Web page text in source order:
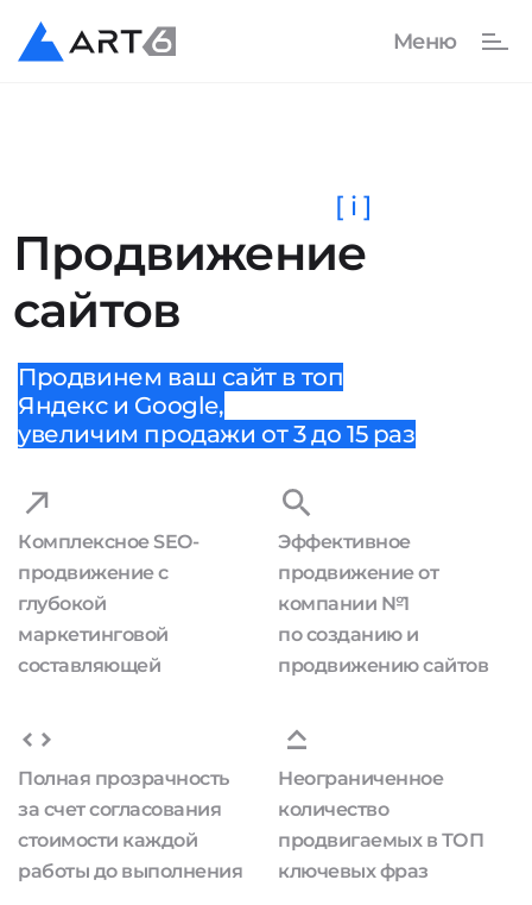
Продвижение
сайтов
[ i ]
Продвинем ваш сайт в топ
Яндекс и Google,
увеличим продажи от 3 до 15 раз
Комплексное SEO-
продвижение с
глубокой
маркетинговой
составляющей
Эффективное
продвижение от
компании №1
по созданию и
продвижению сайтов
Полная прозрачность
за счет согласования
стоимости каждой
работы до выполнения
Неограниченное
количество
продвигаемых в ТОП
ключевых фраз